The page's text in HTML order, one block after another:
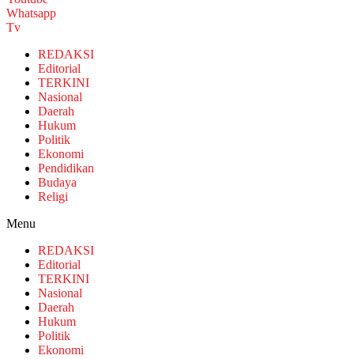
Whatsapp
Tv
REDAKSI
Editorial
TERKINI
Nasional
Daerah
Hukum
Politik
Ekonomi
Pendidikan
Budaya
Religi
Menu
REDAKSI
Editorial
TERKINI
Nasional
Daerah
Hukum
Politik
Ekonomi